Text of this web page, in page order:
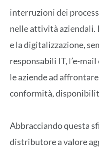
interruzioni dei
nelle attività aziendali.
e la digitalizzazione,
responsabili IT, l’e-
le aziende ad
conformità,
Abbracciando questa
distributore a valore